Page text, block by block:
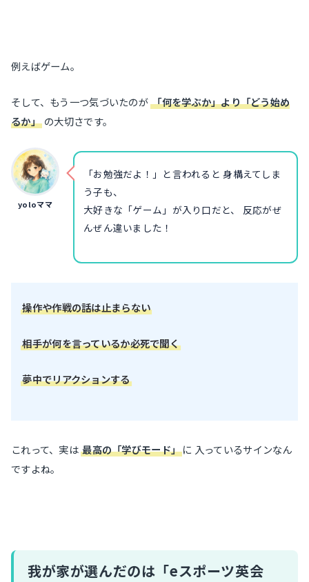
例えばゲーム。
そして、もう一つ気づいたのが「何を学ぶか」より「どう始め
るか」の大切さです。
yoloママ
「お勉強だよ！」と言われると 身構えてしま
う子も、
大好きな「ゲーム」が入り口だと、 反応がぜ
んぜん違いました！
操作や作戦の話は止まらない
相手が何を言っているか必死で聞く
夢中でリアクションする
これって、実は最高の「学びモード」に 入っているサインなん
ですよね。
我が家が選んだのは「eスポーツ英会